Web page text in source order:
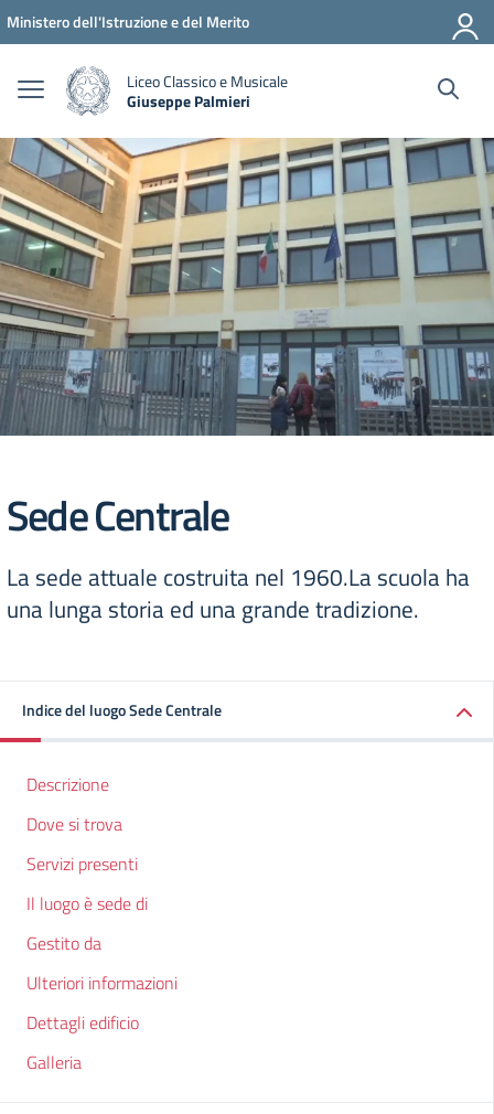
Vai ai contenuti
Vai al menu di navigazione
Vai al footer
Ministero dell'Istruzione e del Merito
Liceo Classico e Musicale
Giuseppe Palmieri
Sede Centrale
La sede attuale costruita nel 1960.La scuola ha
una lunga storia ed una grande tradizione.
Indice del luogo Sede Centrale
Descrizione
Dove si trova
Servizi presenti
Il luogo è sede di
Gestito da
Ulteriori informazioni
Dettagli edificio
Galleria